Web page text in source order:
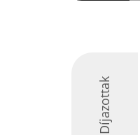
Díjazottak